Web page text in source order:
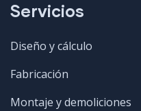
Servicios
Diseño y cálculo
Fabricación
Montaje y demoliciones